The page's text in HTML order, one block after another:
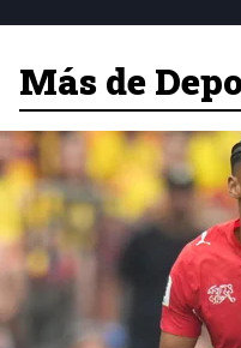
Más de